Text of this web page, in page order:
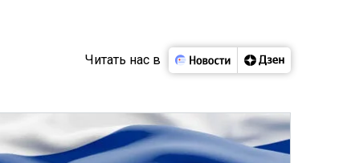
Читать нас в